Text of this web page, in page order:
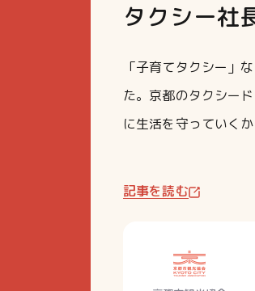
タクシー社
「子育てタクシー」
た。京都のタクシー
に生活を守っていく
記事を読む